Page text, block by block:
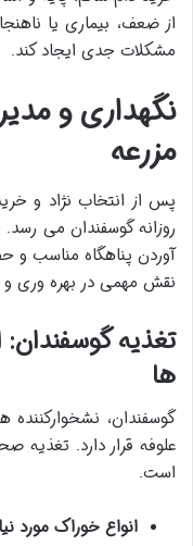
از ضعف، بیماری یا
مشکلات جدی ایجاد کند.
نگهداری و
مزرعه
پس از انتخاب نژاد و
روزانه گوسفندان می
آوردن پناهگاه مناسب
نقش مهمی در بهره وری و
تغذیه
ها
گوسفندان،
علوفه قرار دارد. تغذیه
است.
انواع خوراک مورد